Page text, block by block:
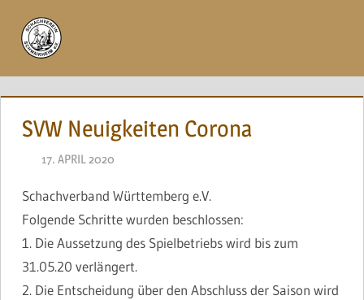
Inhalt
springen
SVW Neuigkeiten Corona
17. APRIL 2020
Schachverband Württemberg e.V.
Folgende Schritte wurden beschlossen:
1. Die Aussetzung des Spielbetriebs wird bis zum
31.05.20 verlängert.
2. Die Entscheidung über den Abschluss der Saison wird